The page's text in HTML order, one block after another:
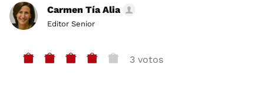
Carmen Tía Alia
Editor Senior
3 votos